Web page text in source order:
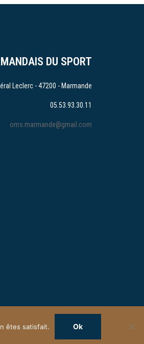
DU SPORT
Leclerc - 47200 - Marmande
05.53.93.30.11
oms.marmande@gmail.com
êtes satisfait. Ok